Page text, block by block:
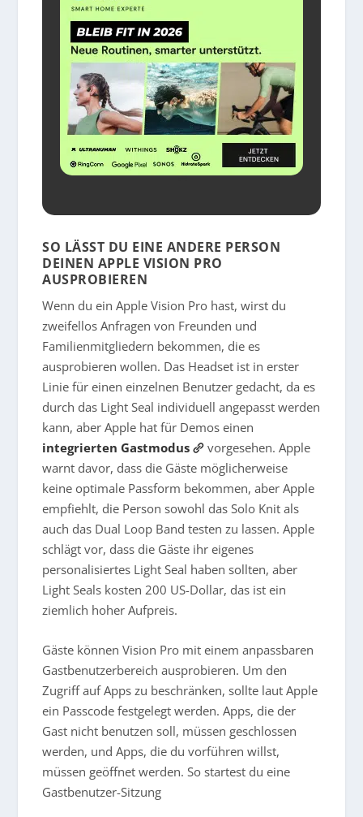
SO LÄSST DU EINE ANDERE PERSON
DEINEN APPLE VISION PRO
AUSPROBIEREN
Wenn du ein Apple Vision Pro hast, wirst du
zweifellos Anfragen von Freunden und
Familienmitgliedern bekommen, die es
ausprobieren wollen. Das Headset ist in erster
Linie für einen einzelnen Benutzer gedacht, da es
durch das Light Seal individuell angepasst werden
kann, aber Apple hat für Demos einen
integrierten Gastmodus
vorgesehen. Apple
warnt davor, dass die Gäste möglicherweise
keine optimale Passform bekommen, aber Apple
empfiehlt, die Person sowohl das Solo Knit als
auch das Dual Loop Band testen zu lassen. Apple
schlägt vor, dass die Gäste ihr eigenes
personalisiertes Light Seal haben sollten, aber
Light Seals kosten 200 US-Dollar, das ist ein
ziemlich hoher Aufpreis.
Gäste können Vision Pro mit einem anpassbaren
Gastbenutzerbereich ausprobieren. Um den
Zugriff auf Apps zu beschränken, sollte laut Apple
ein Passcode festgelegt werden. Apps, die der
Gast nicht benutzen soll, müssen geschlossen
werden, und Apps, die du vorführen willst,
müssen geöffnet werden. So startest du eine
Gastbenutzer-Sitzung